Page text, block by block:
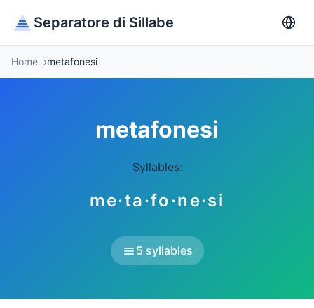
Separatore di Sillabe
Home metafonesi
metafonesi
Syllables:
me·ta·fo·ne·si
5 syllables